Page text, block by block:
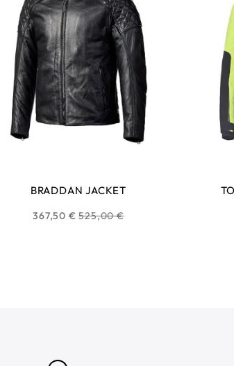
BRADDAN JACKET
367,50 € Prix
525,00 €